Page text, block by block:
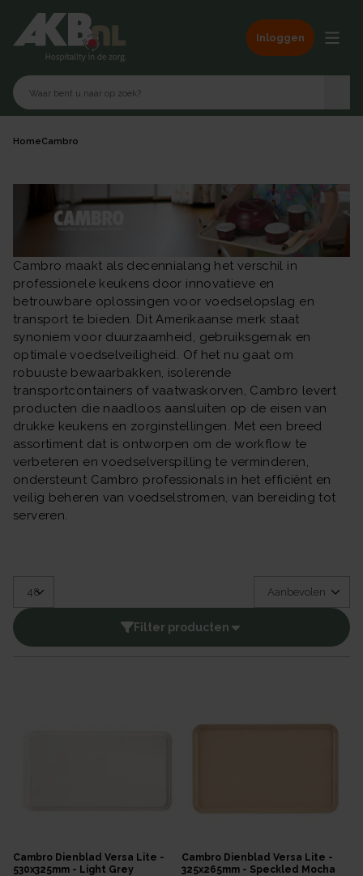
Inloggen
HomeCambro
Cambro maakt als decennialang het verschil in
professionele keukens door innovatieve en
betrouwbare oplossingen voor voedselopslag en
transport te bieden. Dit Amerikaanse merk staat
synoniem voor duurzaamheid, gebruiksgemak en
optimale voedselveiligheid. Of het nu gaat om
robuuste bewaarbakken, isolerende
transportcontainers of vaatwaskorven, Cambro levert
producten die naadloos aansluiten op de eisen van
drukke keukens en zorginstellingen. Met een breed
assortiment dat is ontworpen om de workflow te
verbeteren en voedselverspilling te verminderen,
ondersteunt Cambro professionals in het efficiënt en
veilig beheren van voedselstromen, van bereiding tot
serveren.
Filter producten
Cambro Dienblad Versa Lite -
530x325mm - Light Grey
Cambro Dienblad Versa Lite -
325x265mm - Speckled Mocha